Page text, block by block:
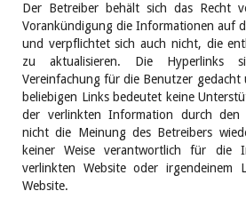
Der Betreiber behält sich das Recht
Vorankündigung die Informationen auf
und verpflichtet sich auch nicht, die
zu aktualisieren. Die Hyperlinks
Vereinfachung für die Benutzer gedacht
beliebigen Links bedeutet keine
der verlinkten Information durch den
nicht die Meinung des Betreibers
keiner Weise verantwortlich für die
verlinkten Website oder irgendeinem
Website.